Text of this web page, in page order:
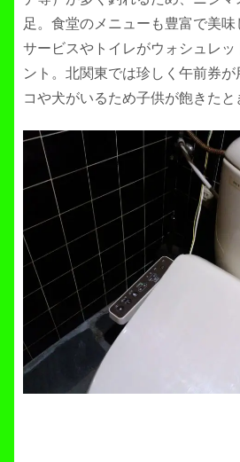
足。食堂のメニューも豊富で美味
サービスやトイレがウォシュレッ
ント。北関東では珍しく午前券
コや犬がいるため子供が飽きたと